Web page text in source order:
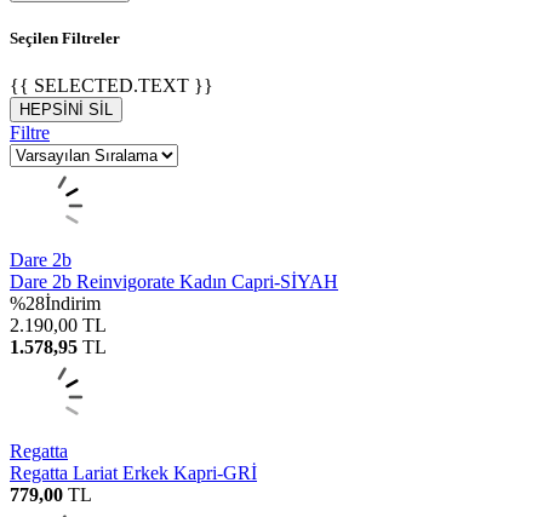
Seçilen Filtreler
{{ SELECTED.TEXT }}
HEPSİNİ SİL
Filtre
Dare 2b
Dare 2b Reinvigorate Kadın Capri-SİYAH
%28İndirim
2.190,00 TL
1.578,95 TL
Regatta
Regatta Lariat Erkek Kapri-GRİ
779,00 TL